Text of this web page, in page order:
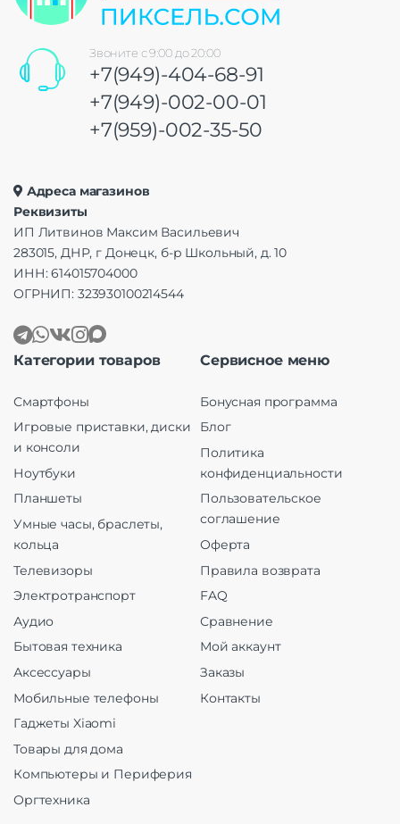
Звоните с 9:00 до 20:00
+7(949)-404-68-91
+7(949)-002-00-01
+7(959)-002-35-50
Адреса магазинов
Реквизиты
ИП Литвинов Максим Васильевич
283015, ДНР, г Донецк, б-р Школьный, д. 10
ИНН: 614015704000
ОГРНИП: 323930100214544
Категории товаров
Смартфоны
Игровые приставки, диски
и консоли
Ноутбуки
Планшеты
Умные часы, браслеты,
кольца
Телевизоры
Электротранспорт
Аудио
Бытовая техника
Аксессуары
Мобильные телефоны
Гаджеты Xiaomi
Товары для дома
Компьютеры и Периферия
Оргтехника
Сервисное меню
Бонусная программа
Блог
Политика
конфиденциальности
Пользовательское
соглашение
Оферта
Правила возврата
FAQ
Сравнение
Мой аккаунт
Заказы
Контакты